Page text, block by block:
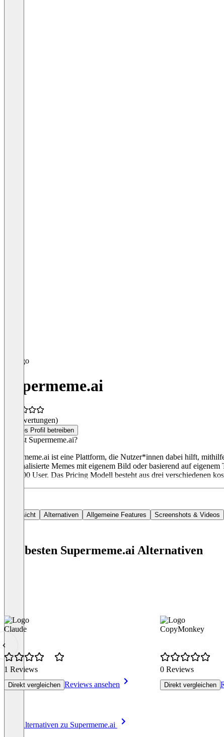
Supermeme.ai
(0 Bewertungen)
Dieses Profil betreiben
Was ist Supermeme.ai?
Supermeme.ai ist eine Plattform, die Nutzer*innen dabei hilft,
personalisierte Memes mit eigenem Bild oder basierend auf
300.000 User. Das Pricing Modell besteht aus drei verschiedenen
Übersicht Alternativen Allgemeine Features Screenshots & Videos
Die besten Supermeme.ai Alternativen
Claude
1 Reviews
Direkt vergleichen Reviews ansehen
CopyMonkey
0 Reviews
Direkt vergleichen
Alle Alternativen zu Supermeme.ai